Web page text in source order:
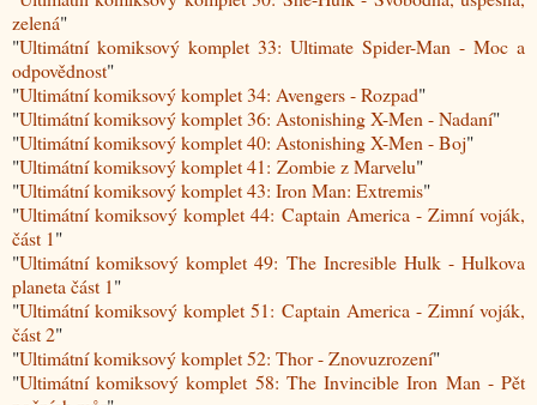
zelená"
"Ultimátní komiksový komplet 33: Ultimate Spider-Man - Moc a
odpovědnost"
"Ultimátní komiksový komplet 34: Avengers - Rozpad"
"Ultimátní komiksový komplet 36: Astonishing X-Men - Nadaní"
"Ultimátní komiksový komplet 40: Astonishing X-Men - Boj"
"Ultimátní komiksový komplet 41: Zombie z Marvelu"
"Ultimátní komiksový komplet 43: Iron Man: Extremis"
"Ultimátní komiksový komplet 44: Captain America - Zimní voják,
část 1"
"Ultimátní komiksový komplet 49: The Incresible Hulk - Hulkova
planeta část 1"
"Ultimátní komiksový komplet 51: Captain America - Zimní voják,
část 2"
"Ultimátní komiksový komplet 52: Thor - Znovuzrození"
"Ultimátní komiksový komplet 58: The Invincible Iron Man - Pět